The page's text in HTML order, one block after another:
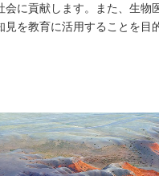
会に貢献します。また、生物
見を教育に活用することを目